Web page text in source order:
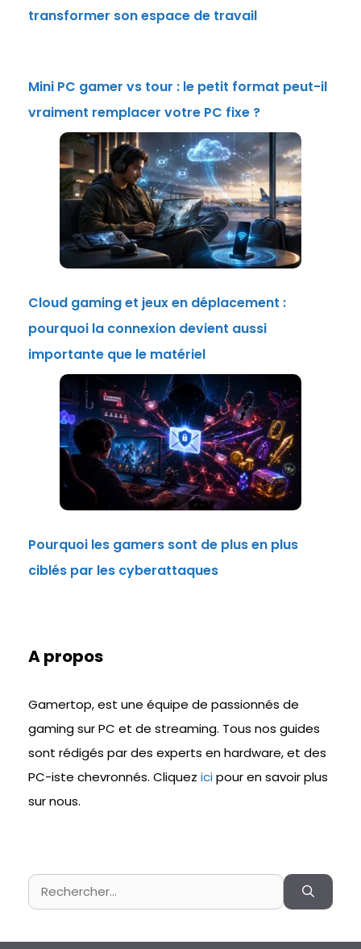
transformer son espace de travail
Mini PC gamer vs tour : le petit format peut-il
vraiment remplacer votre PC fixe ?
Cloud gaming et jeux en déplacement :
pourquoi la connexion devient aussi
importante que le matériel
Pourquoi les gamers sont de plus en plus
ciblés par les cyberattaques
A propos
Gamertop, est une équipe de passionnés de
gaming sur PC et de streaming. Tous nos guides
sont rédigés par des experts en hardware, et des
PC-iste chevronnés. Cliquez icipour en savoir plus
sur nous.
Rechercher :